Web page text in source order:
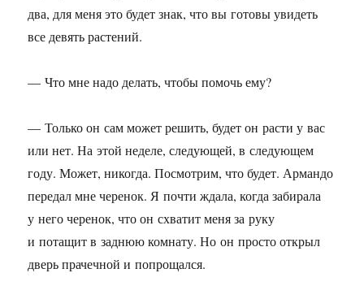
два, для меня это будет знак, что вы готовы увидеть
все девять растений.
— Что мне надо делать, чтобы помочь ему?
— Только он сам может решить, будет он расти у вас
или нет. На этой неделе, следующей, в следующем
году. Может, никогда. Посмотрим, что будет. Армандо
передал мне черенок. Я почти ждала, когда забирала
у него черенок, что он схватит меня за руку
и потащит в заднюю комнату. Но он просто открыл
дверь прачечной и попрощался.